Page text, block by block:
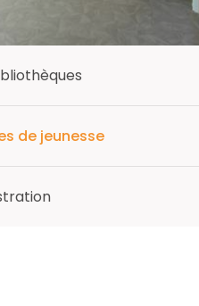
de jeunesse